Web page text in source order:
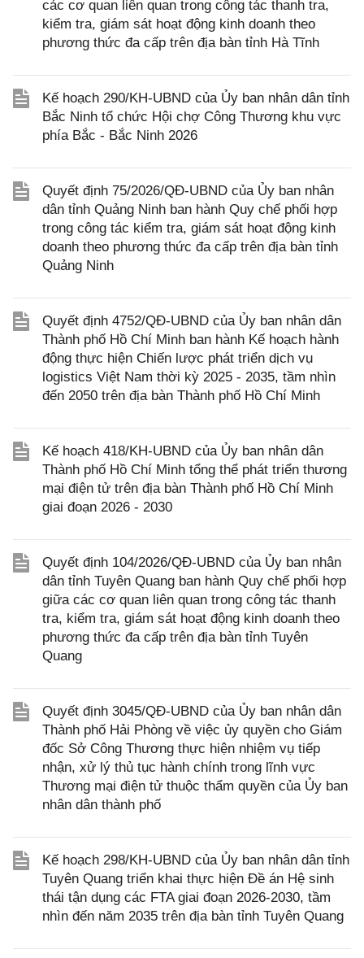
các cơ quan liên quan trong công tác thanh tra,
kiểm tra, giám sát hoạt động kinh doanh theo
phương thức đa cấp trên địa bàn tỉnh Hà Tĩnh
Kế hoạch 290/KH-UBND của Ủy ban nhân dân tỉnh
Bắc Ninh tổ chức Hội chợ Công Thương khu vực
phía Bắc - Bắc Ninh 2026
Quyết định 75/2026/QĐ-UBND của Ủy ban nhân
dân tỉnh Quảng Ninh ban hành Quy chế phối hợp
trong công tác kiểm tra, giám sát hoạt động kinh
doanh theo phương thức đa cấp trên địa bàn tỉnh
Quảng Ninh
Quyết định 4752/QĐ-UBND của Ủy ban nhân dân
Thành phố Hồ Chí Minh ban hành Kế hoạch hành
động thực hiện Chiến lược phát triển dịch vụ
logistics Việt Nam thời kỳ 2025 - 2035, tầm nhìn
đến 2050 trên địa bàn Thành phố Hồ Chí Minh
Kế hoạch 418/KH-UBND của Ủy ban nhân dân
Thành phố Hồ Chí Minh tổng thể phát triển thương
mại điện tử trên địa bàn Thành phố Hồ Chí Minh
giai đoạn 2026 - 2030
Quyết định 104/2026/QĐ-UBND của Ủy ban nhân
dân tỉnh Tuyên Quang ban hành Quy chế phối hợp
giữa các cơ quan liên quan trong công tác thanh
tra, kiểm tra, giám sát hoạt động kinh doanh theo
phương thức đa cấp trên địa bàn tỉnh Tuyên
Quang
Quyết định 3045/QĐ-UBND của Ủy ban nhân dân
Thành phố Hải Phòng về việc ủy quyền cho Giám
đốc Sở Công Thương thực hiện nhiệm vụ tiếp
nhận, xử lý thủ tục hành chính trong lĩnh vực
Thương mại điện tử thuộc thẩm quyền của Ủy ban
nhân dân thành phố
Kế hoạch 298/KH-UBND của Ủy ban nhân dân tỉnh
Tuyên Quang triển khai thực hiện Đề án Hệ sinh
thái tận dụng các FTA giai đoạn 2026-2030, tầm
nhìn đến năm 2035 trên địa bàn tỉnh Tuyên Quang